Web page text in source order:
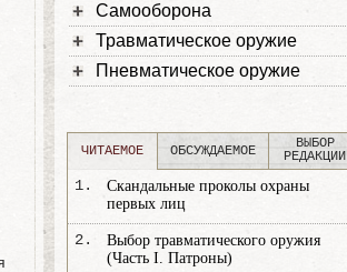
Самооборона
Травматическое оружие
Пневматическое оружие
ЧИТАЕМОЕ ОБСУЖДАЕМОЕ
ВЫБОР
РЕДАКЦИИ
Скандальные проколы охраны
первых лиц
1.
Выбор травматического оружия
(Часть I. Патроны)
2.